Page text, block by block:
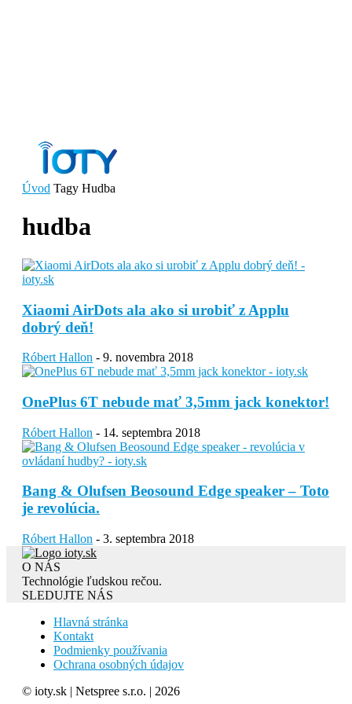
Úvod Tagy Hudba
hudba
Xiaomi AirDots ala ako si urobiť z Applu
dobrý deň!
Róbert Hallon - 9. novembra 2018
OnePlus 6T nebude mať 3,5mm jack konektor!
Róbert Hallon - 14. septembra 2018
Bang & Olufsen Beosound Edge speaker – Toto
je revolúcia.
Róbert Hallon - 3. septembra 2018
O NÁS
Technológie ľudskou rečou.
SLEDUJTE NÁS
Hlavná stránka
Kontakt
Podmienky používania
Ochrana osobných údajov
© ioty.sk | Netspree s.r.o. | 2026